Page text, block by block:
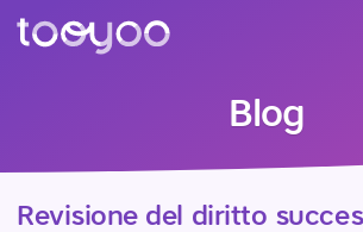
Servizi
FAQ
Blog
Revisione del diritto